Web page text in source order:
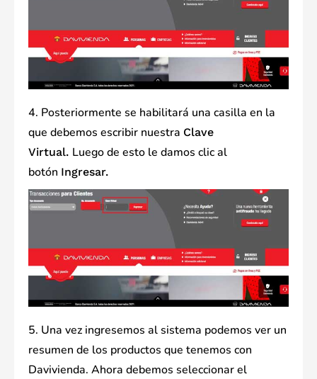
4. Posteriormente se habilitará una casilla en la
que debemos escribir nuestra Clave
Virtual. Luego de esto le damos clic al
botón Ingresar.
5. Una vez ingresemos al sistema podemos ver un
resumen de los productos que tenemos con
Davivienda. Ahora debemos seleccionar el